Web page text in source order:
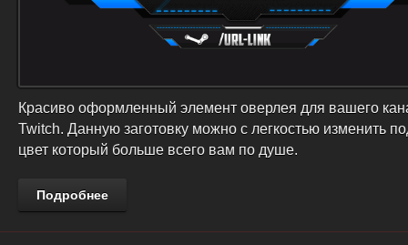
Красиво оформленный элемент оверлея для вашего
Twitch. Данную заготовку можно с легкостью изменить
цвет который больше всего вам по душе.
Подробнее